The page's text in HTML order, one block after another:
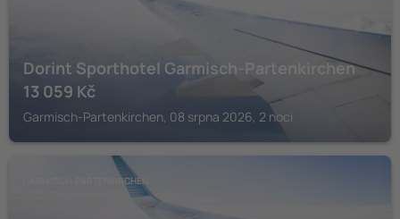
Dorint Sporthotel Garmisch-Partenkirchen
13 059 Kč
Garmisch-Partenkirchen, 08 srpna 2026, 2 noci
GARMISCH-PARTENKIRCHEN